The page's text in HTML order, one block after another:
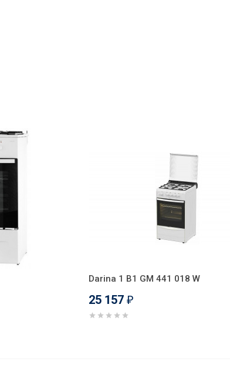
Darina 1 B1 GM 441 018 W
25 157 ₽